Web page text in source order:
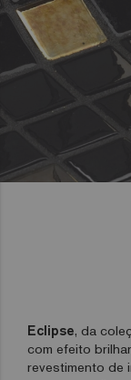
Eclipse, da
com efeito
revestimento de